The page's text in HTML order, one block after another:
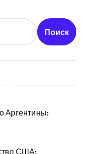
Поиск
Аргентины:
США: